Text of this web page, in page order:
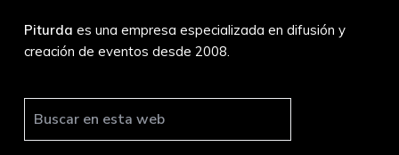
Piturda es una empresa especializada en difusión y
creación de eventos desde 2008.